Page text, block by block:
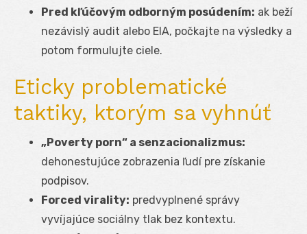
Pred kľúčovým odborným posúdením: ak beží
nezávislý audit alebo EIA, počkajte na výsledky a
potom formulujte ciele.
Eticky problematické
taktiky, ktorým sa vyhnúť
„Poverty porn“ a senzacionalizmus:
dehonestujúce zobrazenia ľudí pre získanie
podpisov.
Forced virality: predvyplnené správy
vyvíjajúce sociálny tlak bez kontextu.